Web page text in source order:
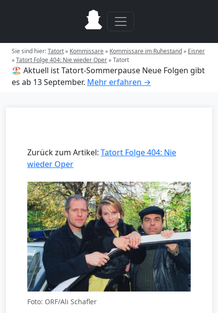
Sie sind hier:Tatort» Kommissare» Kommissare im Ruhestand» Eisner
»Tatort Folge 404: Nie wieder Oper»Tatort
🏖️ Aktuell ist Tatort-Sommerpause Neue Folgen gibt
es ab 13 September. Mehr erfahren →
Zurück zum Artikel: Tatort Folge 404: Nie
wieder Oper
Foto: ORF/Ali Schafler